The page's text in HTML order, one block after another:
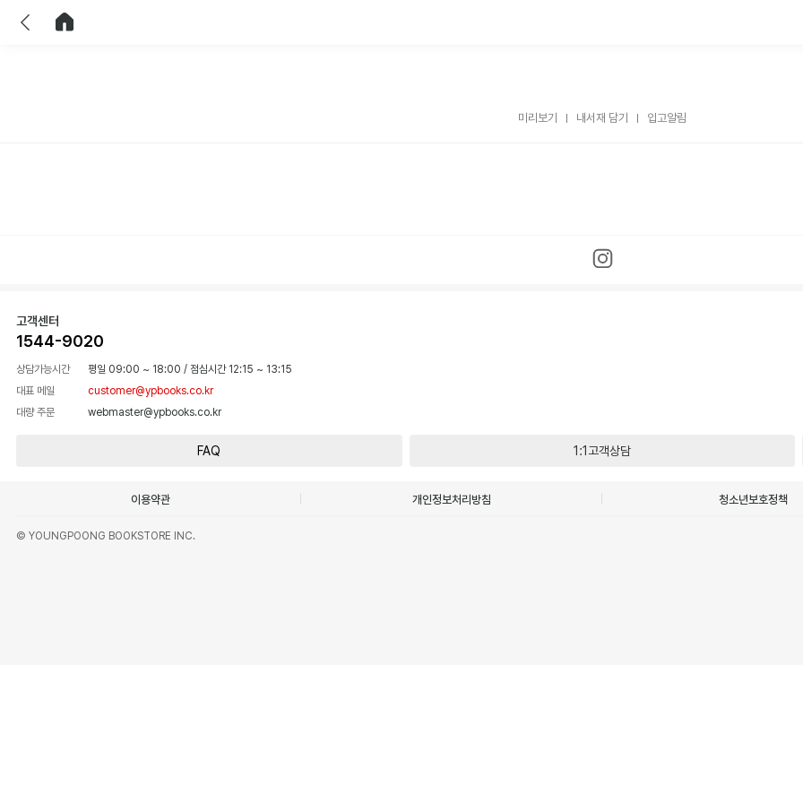
미리보기 내서재 담기 입고알림
고객센터
1544-9020
상담가능시간 평일 09:00 ~ 18:00 / 점심시간 12:15 ~ 13:15
대표 메일
customer@ypbooks.co.kr
대량 주문
webmaster@ypbooks.co.kr
FAQ 1:1고객상담
이용약관 개인정보처리방침 청소년보호정책
© YOUNGPOONG BOOKSTORE INC.